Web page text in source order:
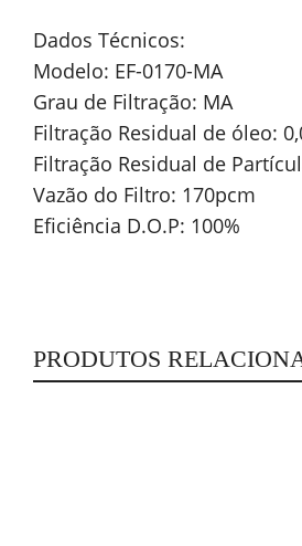
Dados Técnicos:
Modelo: EF-0170-MA
Grau de Filtração: MA
Filtração Residual de óleo:
Filtração Residual de
Vazão do Filtro: 170pcm
Eficiência D.O.P: 100%
PRODUTOS